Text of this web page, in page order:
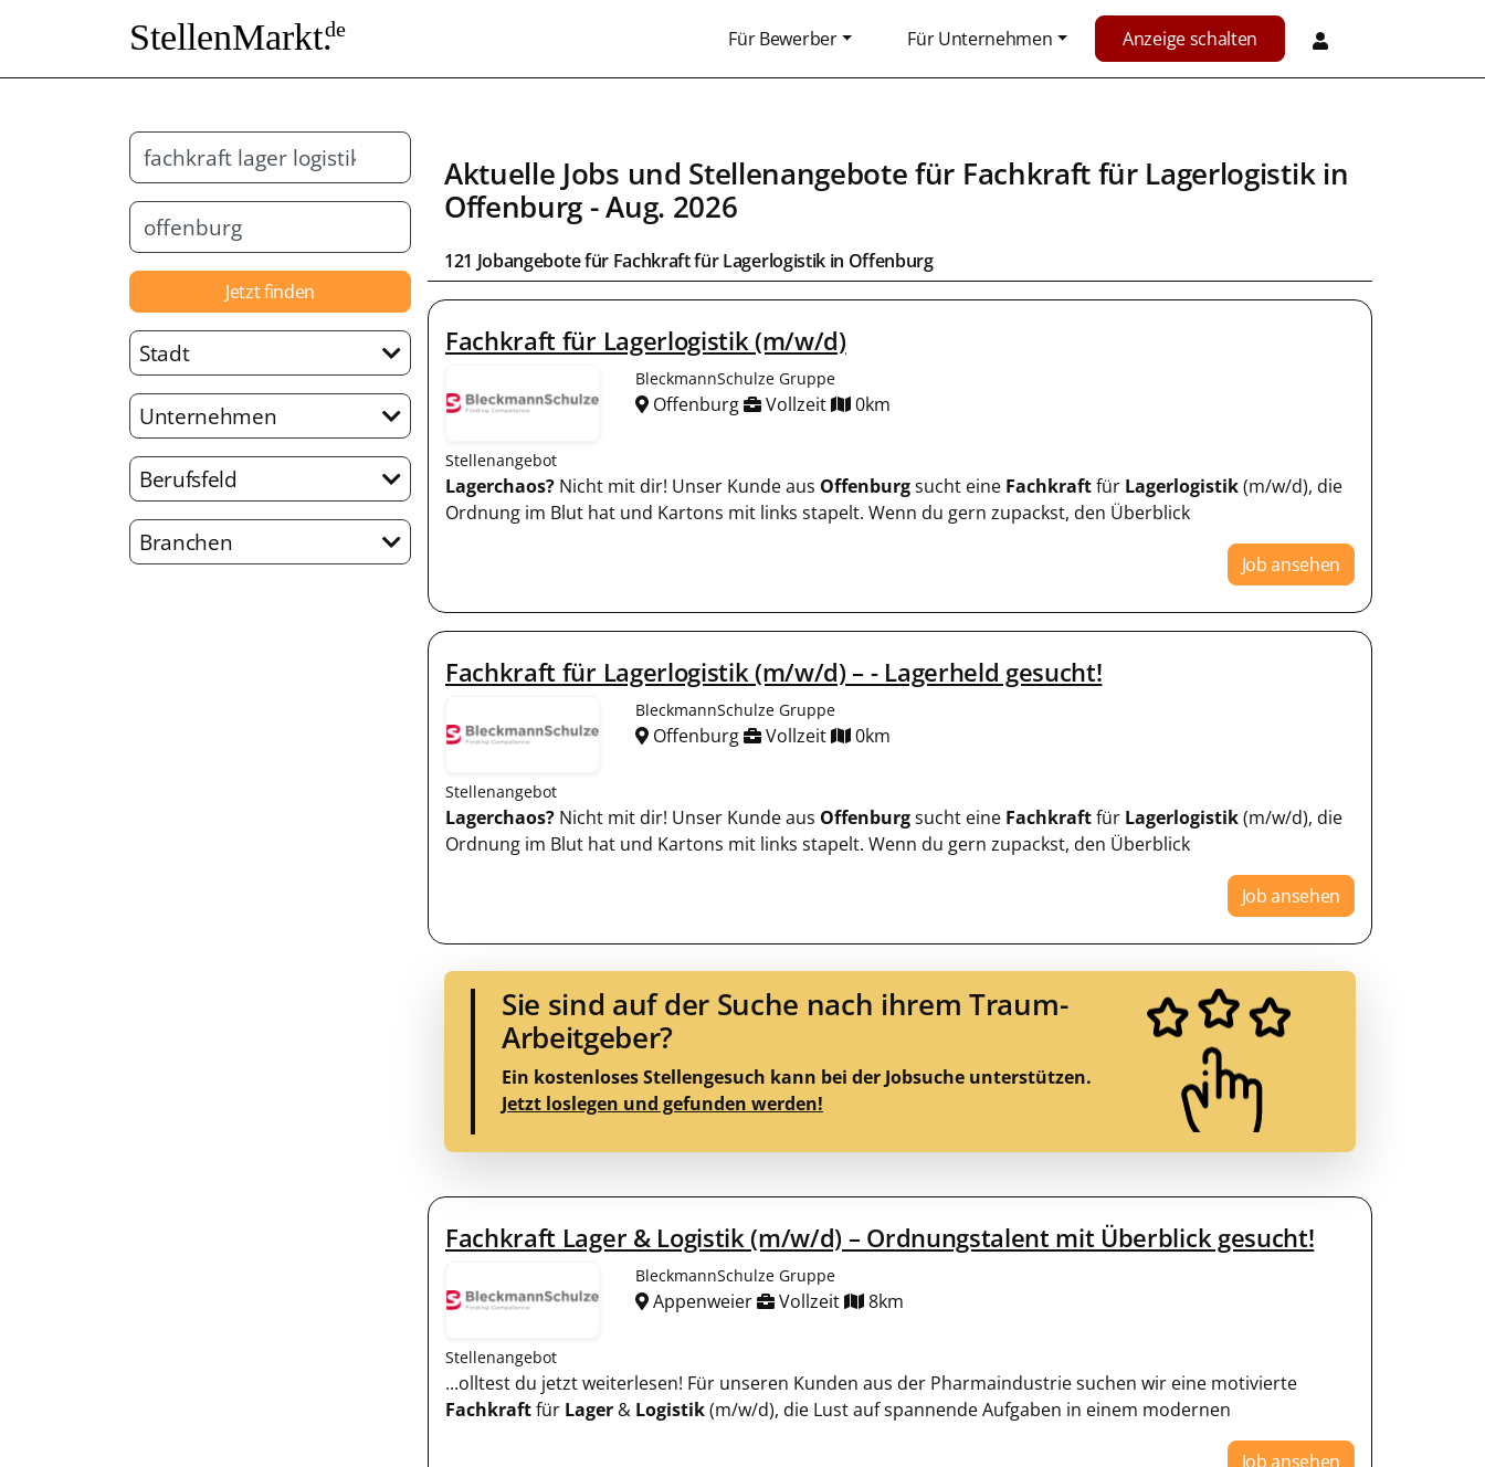
StellenMarkt.de Für Bewerber Für Unternehmen Anzeige schalten
Jetzt finden
Stadt
Unternehmen
Berufsfeld
Branchen
Aktuelle Jobs und Stellenangebote für Fachkraft für Lagerlogistikin
Offenburg - Aug. 2026
121 Jobangebote für Fachkraft für Lagerlogistikin Offenburg
Fachkraft für Lagerlogistik (m/w/d)
BleckmannSchulze Gruppe
Offenburg Vollzeit 0km
Stellenangebot
Lagerchaos? Nicht mit dir! Unser Kunde aus Offenburgsucht eine Fachkraftfür Lagerlogistik(m/w/d), die
Ordnung im Blut hat und Kartons mit links stapelt. Wenn du gern zupackst, den Überblick
Job ansehen
Fachkraft für Lagerlogistik (m/w/d) – - Lagerheld gesucht!
BleckmannSchulze Gruppe
Offenburg Vollzeit 0km
Stellenangebot
Lagerchaos? Nicht mit dir! Unser Kunde aus Offenburgsucht eine Fachkraftfür Lagerlogistik(m/w/d), die
Ordnung im Blut hat und Kartons mit links stapelt. Wenn du gern zupackst, den Überblick
Job ansehen
Sie sind auf der Suche nach ihrem Traum-
Arbeitgeber?
Ein kostenloses Stellengesuch kann bei der Jobsuche unterstützen.
Jetzt loslegen und gefunden werden!
Fachkraft Lager & Logistik (m/w/d) – Ordnungstalent mit Überblick gesucht!
BleckmannSchulze Gruppe
Appenweier Vollzeit 8km
Stellenangebot
...olltest du jetzt weiterlesen! Für unseren Kunden aus der Pharmaindustrie suchen wir eine motivierte
Fachkraftfür Lager & Logistik(m/w/d), die Lust auf spannende Aufgaben in einem modernen
Job ansehen